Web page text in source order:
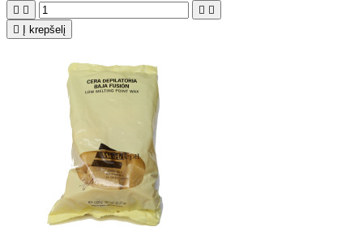
   

Į krepšelį